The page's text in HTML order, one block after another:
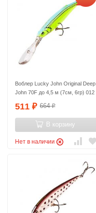
Воблер Lucky John Original Deep
John 70F до 4,5 м (7см, 6гр) 012
511 ₽ 664₽
В корзину
Нет в наличии